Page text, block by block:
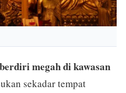
megah di kawasan
sekadar tempat